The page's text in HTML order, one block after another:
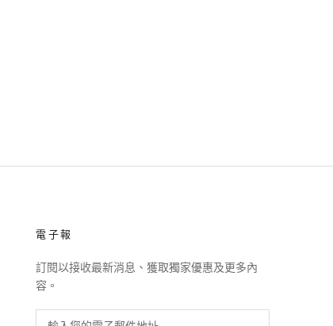
電子報
訂閱以接收最新消息、獲取獨家優惠及更多內
容。